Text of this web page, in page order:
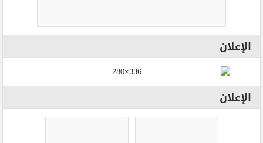
الإعلان
الإعلان